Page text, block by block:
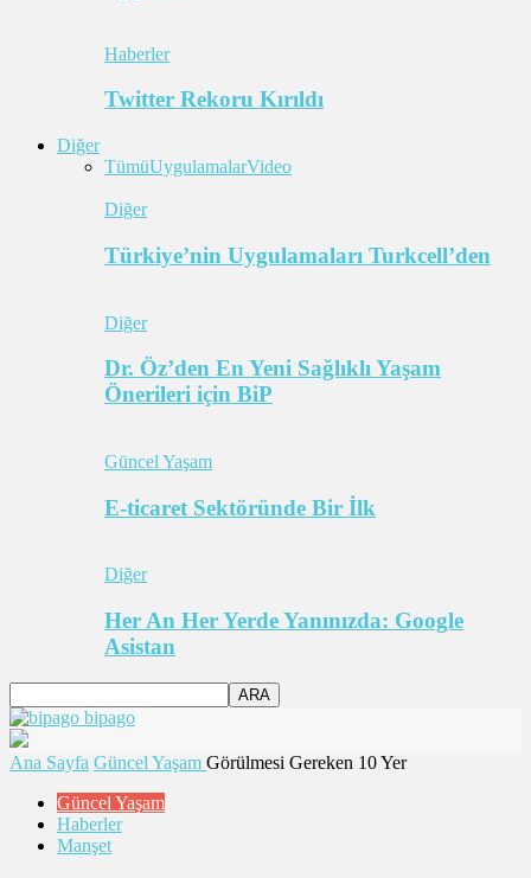
Haberler
Twitter Rekoru Kırıldı
Diğer
TümüUygulamalarVideo
Diğer
Türkiye’nin Uygulamaları Turkcell’den
Diğer
Dr. Öz’den En Yeni Sağlıklı Yaşam
Önerileri için BiP
Güncel Yaşam
E-ticaret Sektöründe Bir İlk
Diğer
Her An Her Yerde Yanınızda: Google
Asistan
bipago
Ana Sayfa Güncel Yaşam Görülmesi Gereken 10 Yer
Güncel Yaşam
Haberler
Manşet